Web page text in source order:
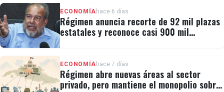
ECONOMÍA hace 6 días
Régimen anuncia recorte de 92 mil plazas
estatales y reconoce casi 900 mil
ECONOMÍA hace 7 días
Régimen abre nuevas áreas al sector
privado, pero mantiene el monopolio sobre